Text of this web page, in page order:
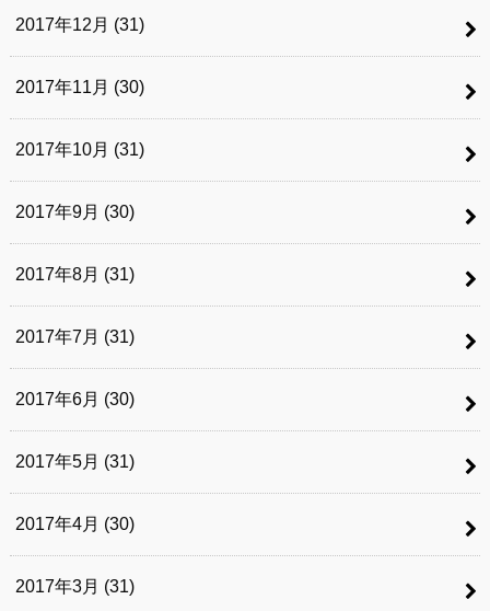
2017年12月 (31)
2017年11月 (30)
2017年10月 (31)
2017年9月 (30)
2017年8月 (31)
2017年7月 (31)
2017年6月 (30)
2017年5月 (31)
2017年4月 (30)
2017年3月 (31)